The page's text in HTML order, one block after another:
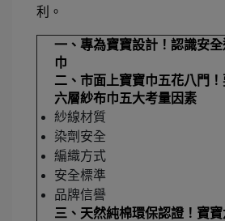
利。
一、 專為寶寶設計！認識安
巾
二、 市面上寶寶巾五花八門
六層紗布巾五大考量因素
紗線材質
染劑安全
編織方式
安全標準
品牌信譽
三、 天然純棉環保認證！寶